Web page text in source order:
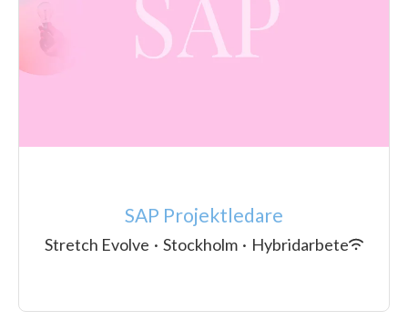
SAP Projektledare
Stretch Evolve · Stockholm · Hybridarbete